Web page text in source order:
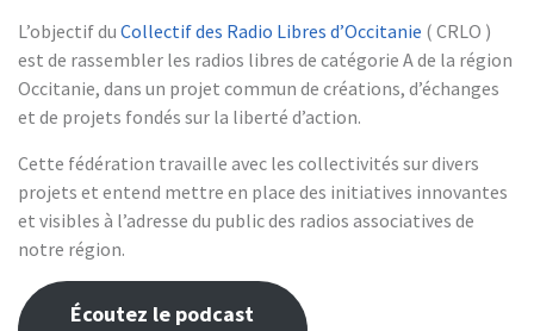
L’objectif du Collectif des Radio Libres d’Occitanie ( CRLO )
est de rassembler les radios libres de catégorie A de la région
Occitanie, dans un projet commun de créations, d’échanges
et de projets fondés sur la liberté d’action.
Cette fédération travaille avec les collectivités sur divers
projets et entend mettre en place des initiatives innovantes
et visibles à l’adresse du public des radios associatives de
notre région.
Écoutez le podcast